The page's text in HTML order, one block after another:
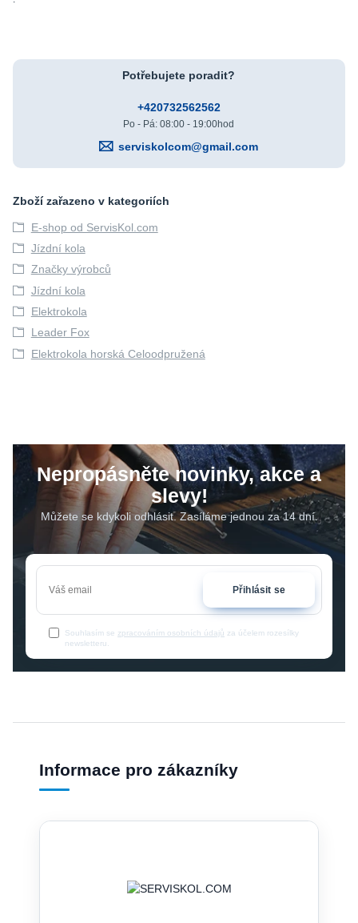
Potřebujete poradit?
+420732562562
Po - Pá: 08:00 - 19:00hod
serviskolcom@gmail.com
Zboží zařazeno v kategoriích
E-shop od ServisKol.com
Jízdní kola
Značky výrobců
Jízdní kola
Elektrokola
Leader Fox
Elektrokola horská Celoodpružená
Nepropásněte novinky, akce a
slevy!
Můžete se kdykoli odhlásit. Zasíláme jednou za 14 dní.
Přihlásit se
Souhlasím se zpracováním osobních údajů za účelem rozesílky
newsletteru.
Informace pro zákazníky